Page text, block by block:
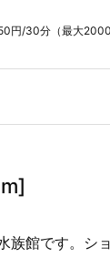
円/30分（最大2000
館です。シ